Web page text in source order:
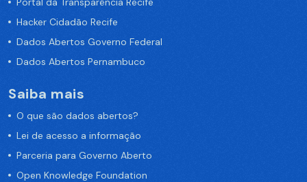
Hacker Cidadão Recife
Dados Abertos Governo Federal
Dados Abertos Pernambuco
Saiba mais
O que são dados abertos?
Lei de acesso a informação
Parceria para Governo Aberto
Open Knowledge Foundation